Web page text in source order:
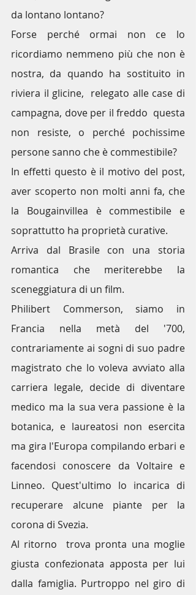
da lontano lontano?
Forse perché ormai non ce lo
ricordiamo nemmeno più che non è
nostra, da quando ha sostituito in
riviera il glicine,  relegato alle case di
campagna, dove per il freddo  questa
non resiste, o perché pochissime
persone sanno che è commestibile?
In effetti questo è il motivo del post,
aver scoperto non molti anni fa, che
la Bougainvillea è commestibile e
soprattutto ha proprietà curative.
Arriva dal Brasile con una storia
romantica che meriterebbe la
sceneggiatura di un film.
Philibert Commerson, siamo in
Francia nella metà del '700,
contrariamente ai sogni di suo padre
magistrato che lo voleva avviato alla
carriera legale, decide di diventare
medico ma la sua vera passione è la
botanica, e laureatosi non esercita
ma gira l'Europa compilando erbari e
facendosi conoscere da Voltaire e
Linneo. Quest'ultimo lo incarica di
recuperare alcune piante per la
corona di Svezia.
Al ritorno  trova pronta una moglie
giusta confezionata apposta per lui
dalla famiglia. Purtroppo nel giro di